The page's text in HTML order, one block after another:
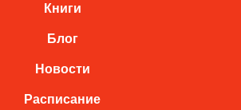
Книги
Блог
Новости
Расписание